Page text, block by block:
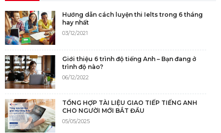
Hướng dẫn cách luyện thi Ielts trong 6 tháng
hay nhất
03/12/2021
Giới thiệu 6 trình độ tiếng Anh – Bạn đang ở
trình độ nào?
06/12/2022
TỔNG HỢP TÀI LIỆU GIAO TIẾP TIẾNG ANH
CHO NGƯỜI MỚI BẮT ĐẦU
05/05/2025